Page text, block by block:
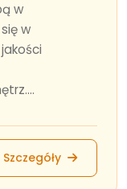
w
w
Szczegóły